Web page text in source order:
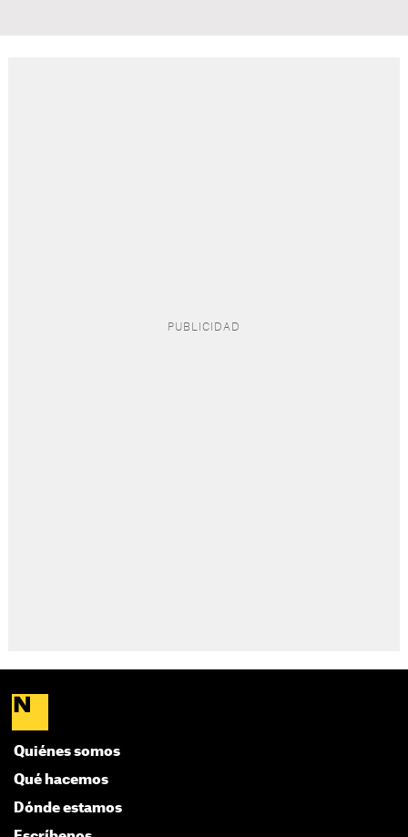
Quiénes somos
Qué hacemos
Dónde estamos